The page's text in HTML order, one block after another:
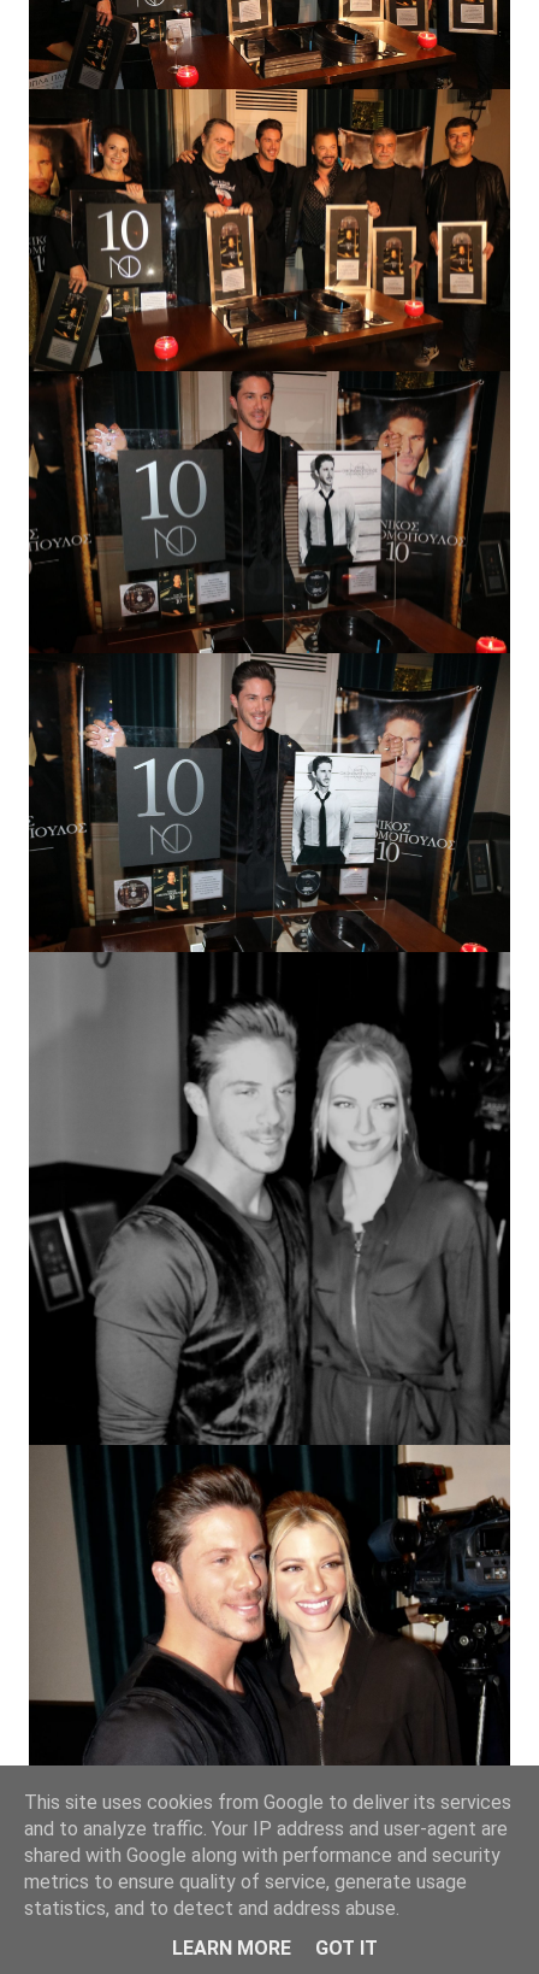
This site uses cookies from Google to deliver its services
and to analyze traffic. Your IP address and user-agent are
shared with Google along with performance and security
metrics to ensure quality of service, generate usage
statistics, and to detect and address abuse.
LEARN MORE
GOT IT